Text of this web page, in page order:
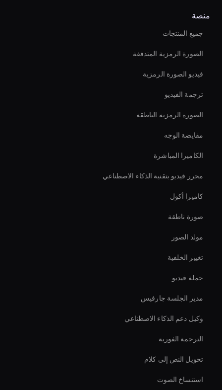
منصة
جميع المنتجات
الصورة الرمزية المتدفقة
فيديو الصورة الرمزية
ترجمة الفيديو
الصورة الرمزية الناطقة
مقايضة الوجه
الكاميرا المباشرة
محرر فيديو بتقنية الذكاء الاصطناعي
كاميرا أكول
صورة ناطقة
مولد الصور
تغيير الخلفية
حملة فيديو
مدير الجلسة جارفيس
وكيل دعم الذكاء الاصطناعي
الترجمة الفورية
تحويل النص إلى كلام
استنساخ الصوت